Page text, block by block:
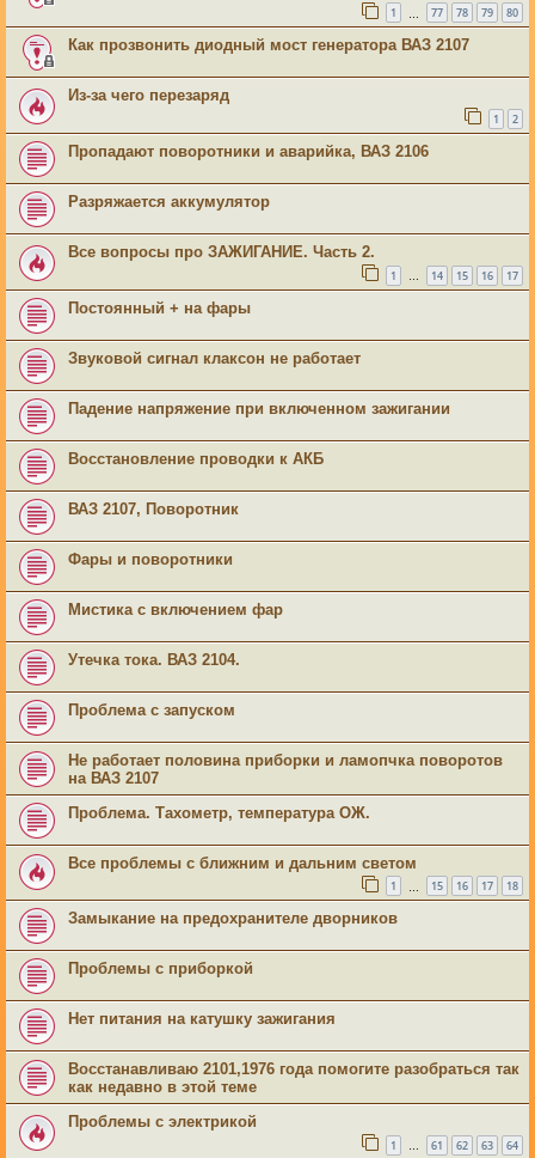
1 77 78 79 80
Как прозвонить диодный мост генератора ВАЗ 2107
Из-за чего перезаряд
1 2
Пропадают поворотники и аварийка, ВАЗ 2106
Разряжается аккумулятор
Все вопросы про ЗАЖИГАНИЕ. Часть 2.
1 … 14 15 16 17
Постоянный + на фары
Звуковой сигнал клаксон не работает
Падение напряжение при включенном зажигании
Восстановление проводки к АКБ
ВАЗ 2107, Поворотник
Фары и поворотники
Мистика с включением фар
Утечка тока. ВАЗ 2104.
Проблема с запуском
Не работает половина приборки и ламопчка поворотов
на ВАЗ 2107
Проблема. Тахометр, температура ОЖ.
Все проблемы с ближним и дальним светом
1 15 16 17 18
Замыкание на предохранителе дворников
Проблемы с приборкой
Нет питания на катушку зажигания
Восстанавливаю 2101,1976 года помогите разобраться так
как недавно в этой теме
Проблемы с электрикой
1 … 61 62 63 64